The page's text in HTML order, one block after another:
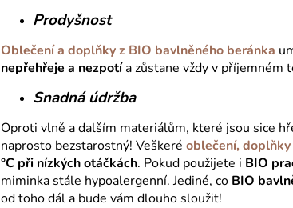
Prodyšnost
Oblečení a doplňky z BIO bavlněného beránka
nepřehřeje a nezpotía zůstane vždy v příjemném
Snadná údržba
Oproti vlně a dalším materiálům, které jsou sice
naprosto bezstarostný! Veškeré oblečení,
°C při nízkých otáčkách. Pokud použijete i BIO
miminka stále hypoalergenní. Jediné, co BIO
od toho dál a bude vám dlouho sloužit!